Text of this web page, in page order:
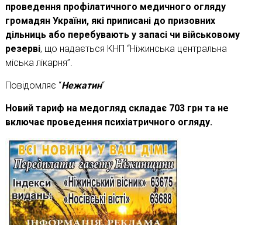
проведення профілатичного медичного огляду
громадян України, які приписані до призовних
дільниць або перебувають у запасі чи військовому
резерві, що надається КНП “Ніжинська центральна
міська лікарня”.
Повідомляє “Нежатин“
Новий тариф на медогляд складає 703 грн та не
включає проведення психіатричного огляду.